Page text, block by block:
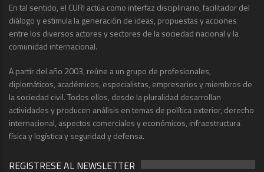
En tal sentido, el CURI actúa como interfaz disciplinario, facilitador del
diálogo y estimula la generación de ideas, propuestas y acciones
entre los diversos actores y sectores de la sociedad nacional y la
comunidad internacional.
A partir del año 2003, reúne a un grupo de profesionales,
diplomáticos, académicos, especialistas, empresarios y miembros de
la sociedad civil. Todos ellos, desde la pluralidad desarrollan
actividades y producen análisis en temas de política exterior, derecho
internacional, aspectos comerciales y económicos, infraestructura
física y logística y seguridad y defensa.
REGISTRESE AL NEWSLETTER